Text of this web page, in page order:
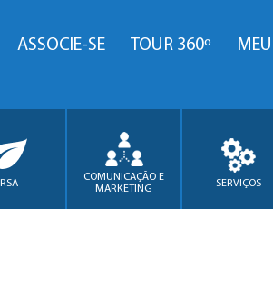
ASSOCIE-SE TOUR 360º
RSA
COMUNICAÇÃO E
MARKETING
SERVIÇOS